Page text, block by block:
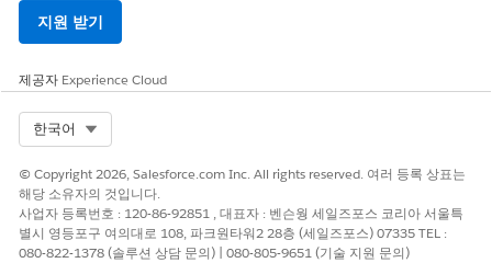
개선을 위한 의견을 보내주세요.
지원 받기
제공자 Experience Cloud
한국어
© Copyright 2026, Salesforce.com Inc. All rights reserved. 여러 등록 상표는
해당 소유자의 것입니다.
사업자 등록번호 : 120-86-92851 , 대표자 : 벤슨웡 세일즈포스 코리아 서울특
별시 영등포구 여의대로 108, 파크원타워2 28층 (세일즈포스) 07335 TEL :
080-822-1378 (솔루션 상담 문의) | 080-805-9651 (기술 지원 문의)